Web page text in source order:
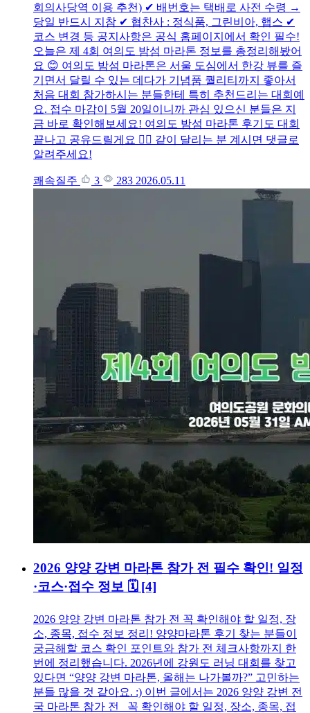
회의사당역 이용 추천) ✔ 배번호는 택배로 사전 수령 →
당일 반드시 지참 ✔ 협찬사 : 정식품, 그린비아, 햅스 ✔
코스 변경 등 공지사항은 공식 홈페이지에서 확인 필수!
오늘은 제 4회 여의도 밤섬 마라톤 정보를 총정리해봤어
요 😊 여의도 밤섬 마라톤은 서울 도심에서 한강 뷰를 즐
기면서 달릴 수 있는 데다가 기념품 퀄리티까지 좋아서
처음 대회 참가하시는 분들한테 특히 추천드리는 대회예
요. 접수 마감이 5월 20일이니까 관심 있으신 분들은 지
금 바로 확인해보세요! 여의도 밤섬 마라톤 후기도 대회
끝나고 공유드릴게요 🏃‍♂️ 같이 달리는 분 계시면 댓글로
알려주세요!
쾌속질주 3 283 2026.05.11
2026 양양 강변 마라톤 참가 전 필수 확인! 일정
·코스·접수 정보 🗓️ [4]
2026 양양 강변 마라톤 참가 전 꼭 확인해야 할 일정, 장
소, 종목, 접수 정보 정리! 양양마라톤 후기 찾는 분들이
궁금해할 코스 확인 포인트와 참가 전 체크사항까지 한
번에 정리했습니다. 2026년에 강원도 러닝 대회를 찾고
있다면 “양양 강변 마라톤, 올해는 나가볼까?” 고민하는
분들 많을 것 같아요. :) 이번 글에서는 2026 양양 강변 전
국 마라톤 참가 전 꼭 확인해야 할 일정, 장소, 종목, 접